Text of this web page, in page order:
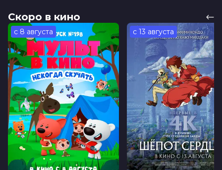
Скоро в кино
с 8 августа с 13 августа